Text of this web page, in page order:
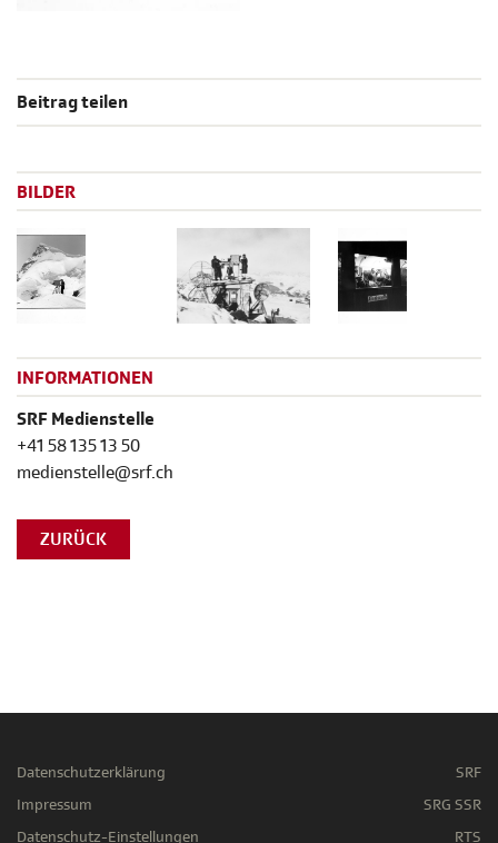
Beitrag teilen
BILDER
INFORMATIONEN
SRF Medienstelle
+41 58 135 13 50
medienstelle@srf.ch
ZURÜCK
Datenschutzerklärung
Impressum
Datenschutz-Einstellungen
SRF
SRG SSR
RTS